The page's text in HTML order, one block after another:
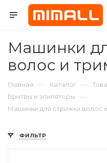
Машинки
волос и
Главная — Каталог —
Бритвы и эпиляторы —
Машинки для стрижки волос
ФИЛЬТР